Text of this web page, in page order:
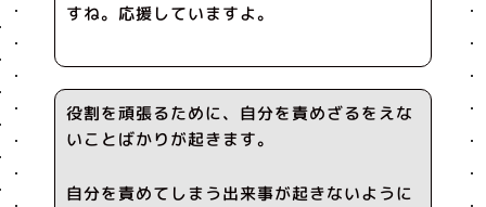
すね。応援していますよ。
役割を頑張るために、自分を責めざるをえな
いことばかりが起きます。
自分を責めてしまう出来事が起きないように